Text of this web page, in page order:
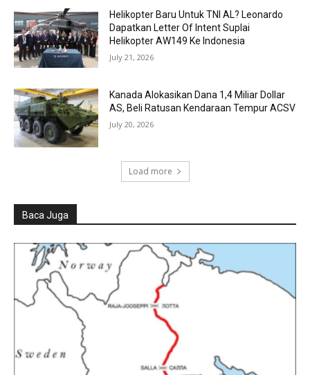
Helikopter Baru Untuk TNI AL? Leonardo
Dapatkan Letter Of Intent Suplai
Helikopter AW149 Ke Indonesia
July 21, 2026
Kanada Alokasikan Dana 1,4 Miliar Dollar
AS, Beli Ratusan Kendaraan Tempur ACSV
July 20, 2026
Load more
Baca Juga